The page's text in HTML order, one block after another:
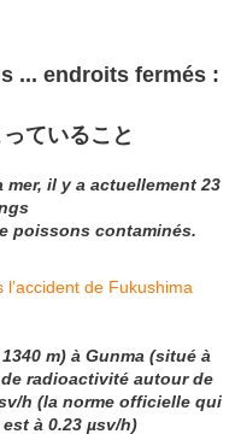
... endroits fermés :
ていること
il y a actuellement 23
poissons contaminés.
m) à Gunma (situé à
radioactivité autour de
h (la norme officielle qui
à 0.23 µsv/h)